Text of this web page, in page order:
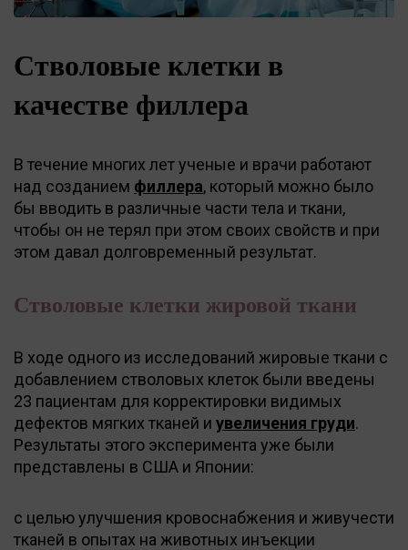
Стволовые клетки в
качестве филлера
В течение многих лет ученые и врачи работают
над созданием филлера, который можно было
бы вводить в различные части тела и ткани,
чтобы он не терял при этом своих свойств и при
этом давал долговременный результат.
Стволовые клетки жировой ткани
В ходе одного из исследований жировые ткани с
добавлением стволовых клеток были введены
23 пациентам для корректировки видимых
дефектов мягких тканей и увеличения груди.
Результаты этого эксперимента уже были
представлены в США и Японии:
с целью улучшения кровоснабжения и живучести
тканей в опытах на животных инъекции